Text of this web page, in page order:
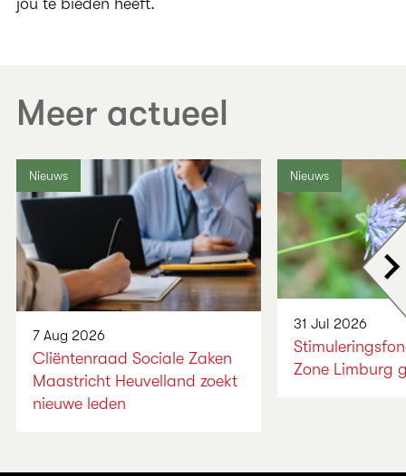
Meer actueel
Nieuws
7 Aug 2026
Cliëntenraad Sociale Zaken
Maastricht Heuvelland zoekt
nieuwe leden
Nieuws
31 Jul 2026
Zone Limburg